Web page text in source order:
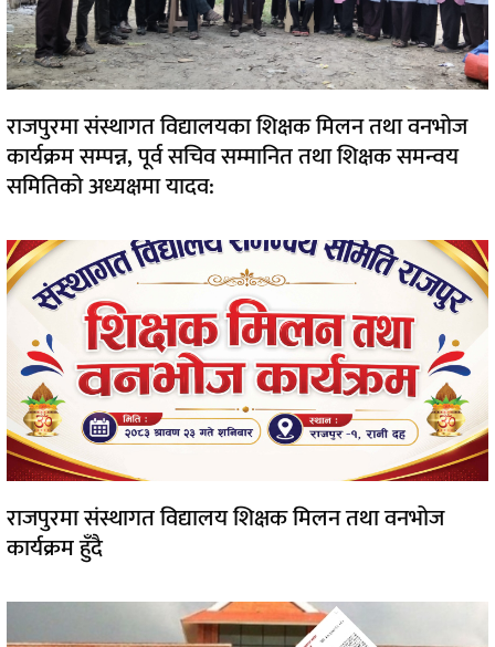
राजपुरमा संस्थागत विद्यालयका शिक्षक मिलन तथा वनभोज
कार्यक्रम सम्पन्न, पूर्व सचिव सम्मानित तथा शिक्षक समन्वय
समितिको अध्यक्षमा यादव:
राजपुरमा संस्थागत विद्यालय शिक्षक मिलन तथा वनभोज
कार्यक्रम हुँदै